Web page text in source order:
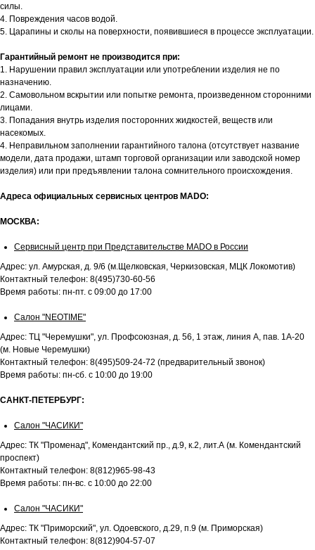
силы.
4. Повреждения часов водой.
5. Царапины и сколы на поверхности, появившиеся в процессе эксплуатации.
Гарантийный ремонт не производится при:
1. Нарушении правил эксплуатации или употреблении изделия не по
назначению.
2. Самовольном вскрытии или попытке ремонта, произведенном сторонними
лицами.
3. Попадания внутрь изделия посторонних жидкостей, веществ или
насекомых.
4. Неправильном заполнении гарантийного талона (отсутствует название
модели, дата продажи, штамп торговой организации или заводской номер
изделия) или при предъявлении талона сомнительного происхождения.
Адреса официальных сервисных центров MADO:
МОСКВА:
Сервисный центр при Представительстве MADO в России
Адрес: ул. Амурская, д. 9/6 (м.Щелковская, Черкизовская, МЦК Локомотив)
Контактный телефон: 8(495)730-60-56
Время работы: пн-пт. с 09:00 до 17:00
Салон "NEOTIME"
Адрес: ТЦ "Черемушки", ул. Профсоюзная, д. 56, 1 этаж, линия А, пав. 1А-20
(м. Новые Черемушки)
Контактный телефон: 8(495)509-24-72 (предварительный звонок)
Время работы: пн-сб. с 10:00 до 19:00
САНКТ-ПЕТЕРБУРГ:
Салон "ЧАСИКИ"
Адрес: ТК "Променад", Комендантский пр., д.9, к.2, лит.А (м. Комендантский
проспект)
Контактный телефон: 8(812)965-98-43
Время работы: пн-вс. с 10:00 до 22:00
Салон "ЧАСИКИ"
Адрес: ТК "Приморский", ул. Одоевского, д.29, п.9 (м. Приморская)
Контактный телефон: 8(812)904-57-07